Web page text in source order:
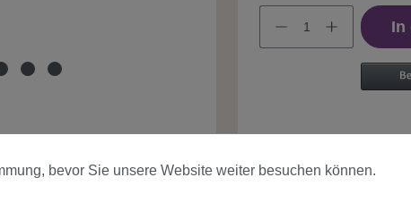
In
bevor Sie unsere Website weiter besuchen können.